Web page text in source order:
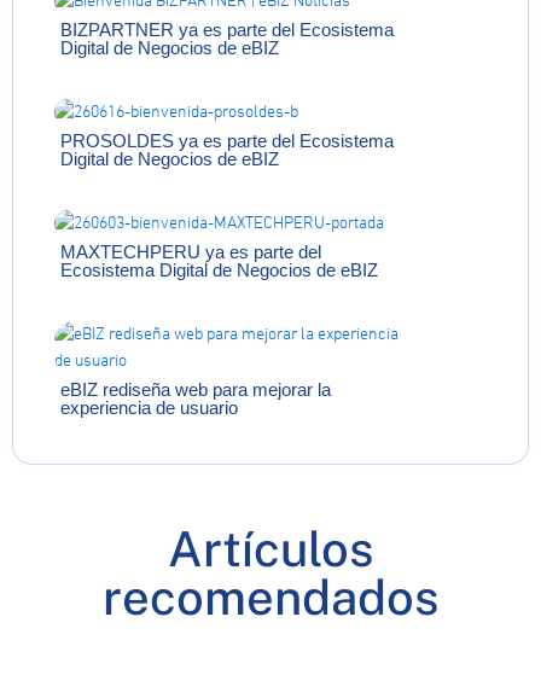
BIZPARTNER ya es parte del Ecosistema
Digital de Negocios de eBIZ
PROSOLDES ya es parte del Ecosistema
Digital de Negocios de eBIZ
MAXTECHPERU ya es parte del
Ecosistema Digital de Negocios de eBIZ
eBIZ rediseña web para mejorar la
experiencia de usuario
Artículos
recomendados